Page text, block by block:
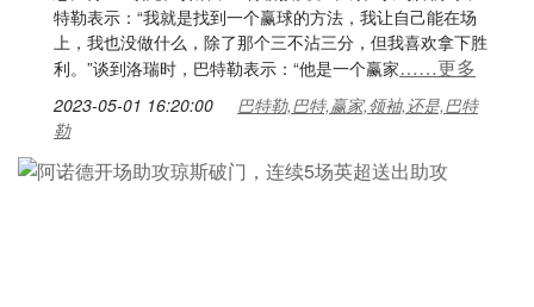
特勒表示：“我就是找到一个赢球的方法，我让自己能在场
上，我也没做什么，除了那个三不沾三分，但我喜欢拿下胜
利。”谈到洛瑞时，巴特勒表示：“他是一个赢家……更多
2023-05-01 16:20:00
巴特勒,巴特,赢家,领袖,还是,巴特
勒